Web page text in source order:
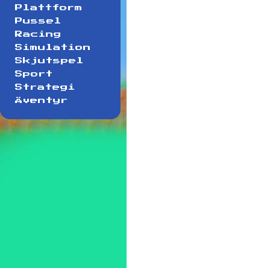
Plattform
Pussel
Racing
Simulation
Skjutspel
Sport
Strategi
Äventyr